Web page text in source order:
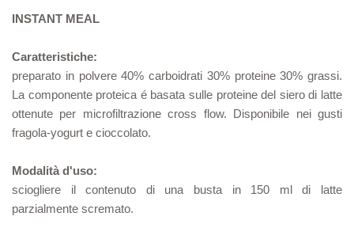
INSTANT MEAL
Caratteristiche:
preparato in polvere 40% carboidrati 30% proteine 30% grassi.
La componente proteica é basata sulle proteine del siero di latte
ottenute per microfiltrazione cross flow. Disponibile nei gusti
fragola-yogurt e cioccolato.
Modalità d'uso:
sciogliere il contenuto di una busta in 150 ml di latte
parzialmente scremato.